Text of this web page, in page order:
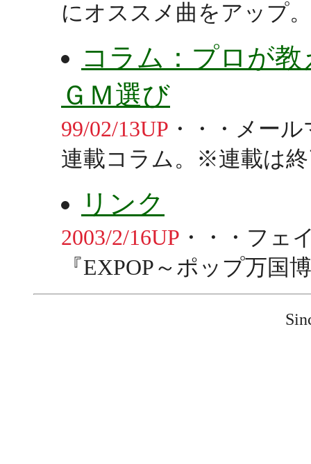
にオススメ曲をアップ。
コラム：プロが
ＧＭ選び
99/02/13UP ・・・メー
連載コラム。※連載は
リンク
2003/2/16UP ・・・フェ
『EXPOP～ポップ万国